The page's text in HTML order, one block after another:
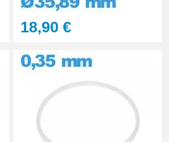
18,90 €